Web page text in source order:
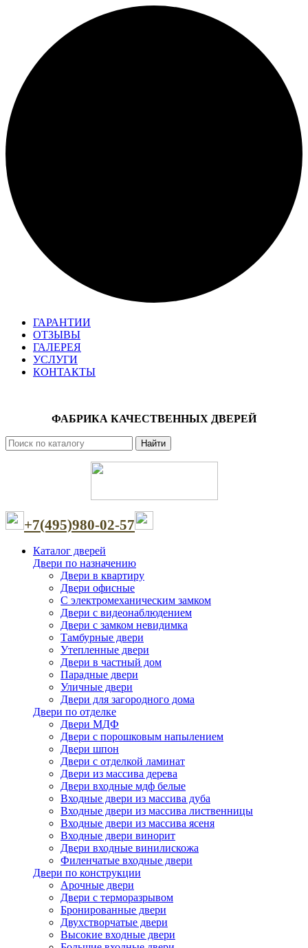
ГАРАНТИИ
ОТЗЫВЫ
ГАЛЕРЕЯ
УСЛУГИ
КОНТАКТЫ
ФАБРИКА КАЧЕСТВЕННЫХ ДВЕРЕЙ
Найти
+7(495)980-02-57
Каталог дверей
Двери по назначению
Двери в квартиру
Двери офисные
С электромеханическим замком
Двери с видеонаблюдением
Двери с замком невидимка
Тамбурные двери
Утепленные двери
Двери в частный дом
Парадные двери
Уличные двери
Двери для загородного дома
Двери по отделке
Двери МДФ
Двери с порошковым напылением
Двери шпон
Двери с отделкой ламинат
Двери из массива дерева
Двери входные мдф белые
Входные двери из массива дуба
Входные двери из массива лиственницы
Входные двери из массива ясеня
Входные двери винорит
Двери входные винилискожа
Филенчатые входные двери
Двери по конструкции
Арочные двери
Двери с терморазрывом
Бронированные двери
Двухстворчатые двери
Высокие входные двери